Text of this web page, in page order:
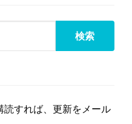
読すれば、更新をメール